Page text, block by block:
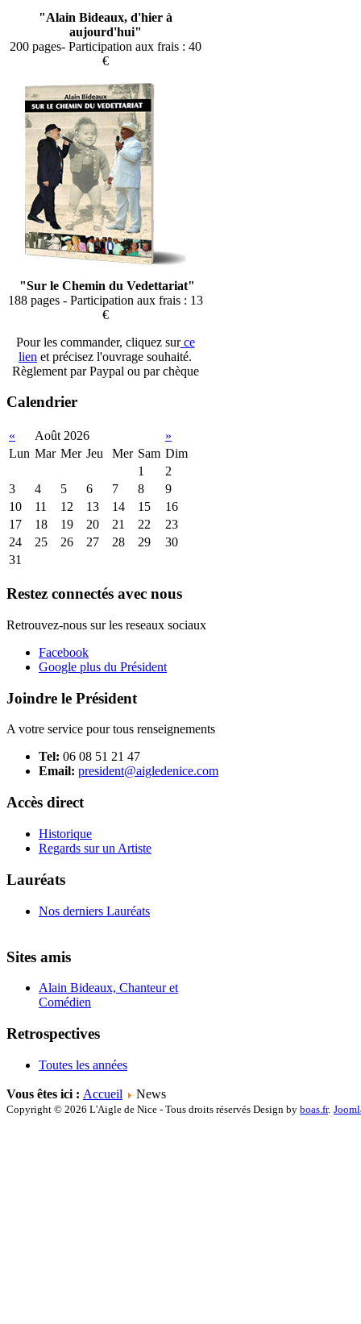
"Alain Bideaux, d'hier à
aujourd'hui"
200 pages- Participation aux frais : 40
€
"Sur le Chemin du Vedettariat"
188 pages - Participation aux frais : 13
€
Pour les commander, cliquez surce
lien et précisez l'ouvrage souhaité.
Règlement par Paypal ou par chèque
Calendrier
« Août 2026
»
Lun Mar Mer Jeu Mer Sam Dim
1
2
3
4 5 6 7 8
9
10
11 12 13 14 15
16
17
18 19 20 21 22
23
24
25 26 27 28 29
30
31
Restez connectés avec nous
Retrouvez-nous sur les reseaux sociaux
Facebook
Google plus du Président
Joindre le Président
A votre service pour tous renseignements
Tel: 06 08 51 21 47
Email: president@aigledenice.com
Accès direct
Historique
Regards sur un Artiste
Lauréats
Nos derniers Lauréats
Sites amis
Alain Bideaux, Chanteur et
Comédien
Retrospectives
Toutes les années
Vous êtes ici : Accueil News
Copyright © 2026 L'Aigle de Nice - Tous droits réservés Design by boas.fr.